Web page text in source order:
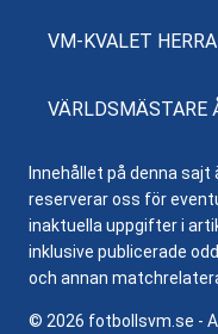
VM-KVALET
VÄRLDSMÄSTARE
Innehållet på denna
reserverar oss för
inaktuella uppgifter i
inklusive publicerade
och annan
© 2026 fotbollsvm.se -